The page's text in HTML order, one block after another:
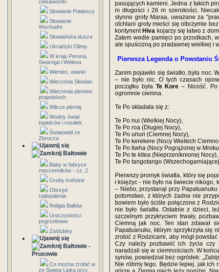
ciekawostki
Słowianie Połabscy
Słowianie
Wschodni
Słowiańska dusza
Ukraiński Olimp
W kraju Peruna,
Swaroga i Welesa
Wieniec, wianki
Wierzenia Słowian
Wierzenia plemion
prapolskich
Wilcze plemię
Wodny świat
topielców i rusałek
Światowid ze
Zbrucza
Bałtowie
Baby w fabryce
męczenników - cz. 2
Groby końskie
Obrzęd
ciałopalenia
Religia Bałtów
Uroczystości
pogrzebowe
Zaślubiny
Bałtowie -
Prusowie
Co można zrobić w
ze Świętą Lipką przy
pasujących kamieni. Jedna z takich
m długości i 26 m szerokości.
słynne groty Maraa, uważane za
otchłani groty mieści się olbrzymie
kontynent Hiva kojarzy się łatwo z
Zatem wedle pamięci po przodkach,
ale spuścizną po pradawnej wielkiej i
Pierwsza Legenda o Powstaniu
Zanim pojawiło się światło, była noc.
– nie było nic. O tych czasach
początku była Te Kore – Nicość.
ogromnie ciemna.
Te Po składała się z:
Te Po nui (Wielkiej Nocy),
Te Po roa (Długiej Nocy),
Te Po uriuri (Ciemnej Nocy),
Te Po kerekere (Nocy Wielkich
Te Po tiwha (Nocy Pogrążonej w
Te Po te kitea (Nieprzeniknionej Nocy),
Te Po tangotango
Pierwszy promyk światła, który się
i księżyc - nie było na świecie nikogo,
– Niebo, przystanął przy
potomstwo, z których żadne nie
bowiem było ściśle połączone z
nie było światła. Ostatnie z dzieci,
szczelnym przykryciem trwały,
Ciemną jak noc. Ten stan zdawał
Papatuanuku, którym sprzykrzyła się
zrobić z Rodzicami, aby mógł
Czy należy pozbawić ich życia czy
naradzali się w ciemnościach. W
synów, powiedział bez ogródek:
Nie róbmy tego. Będzie lepiej, jak ich